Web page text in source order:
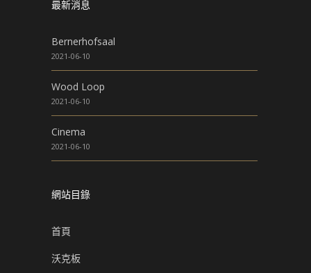
最新消息
Bernerhofsaal
2021-06-10
Wood Loop
2021-06-10
Cinema
2021-06-10
網站目錄
首頁
沃克板